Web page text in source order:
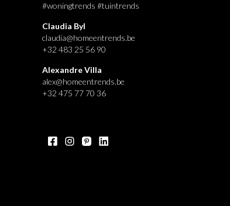
#woningtrends #tuintrends
Claudia Byl
claudia@homeentrends.be
+32 483 25 56 90
Alexandre Villa
alex@homeentrends.be
+32 475 77 70 36